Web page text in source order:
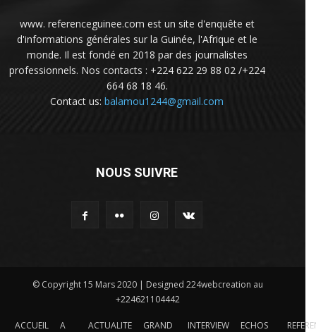
www. referenceguinee.com est un site d'enquête et
d'informations générales sur la Guinée, l'Afrique et le
monde. Il est fondé en 2018 par des journalistes
professionnels. Nos contacts : +224 622 29 88 02 /+224
664 68 18 46.
Contact us: balamou1244@gmail.com
NOUS SUIVRE
© Copyright 15 Mars 2020 | Designed 224webcreation au
+224621104442
ACCUEIL A ACTUALITE GRAND INTERVIEW ECHOS